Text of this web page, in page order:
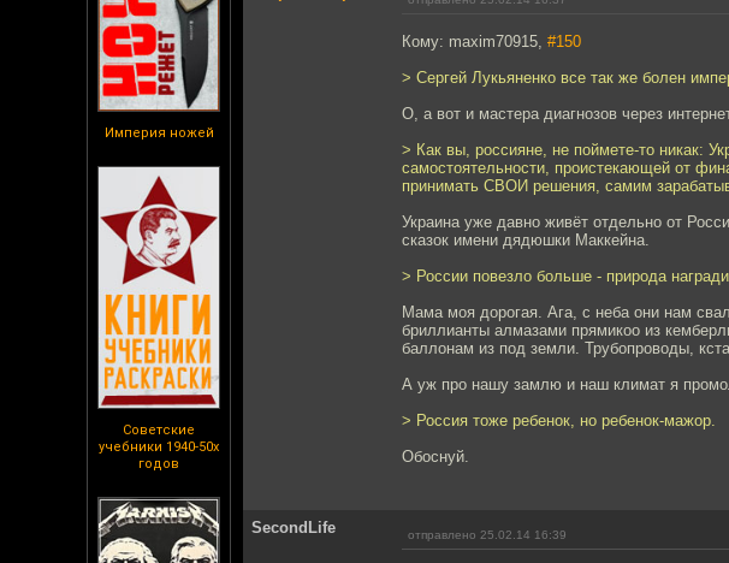
Империя ножей
Советские
учебники 1940-50х
годов
Кому: maxim70915, #150
> Сергей Лукьяненко все так же болен
О, а вот и мастера диагнозов через
> Как вы, россияне, не поймете-то никак:
самостоятельности, проистекающей от
принимать СВОИ решения, самим
Украина уже давно живёт отдельно от
сказок имени дядюшки Маккейна.
> России повезло больше - природа
Мама моя дорогая. Ага, с неба они нам
бриллианты алмазами прямикоо из
баллонам из под земли. Трубопроводы,
А уж про нашу замлю и наш климат я
> Россия тоже ребенок, но ребенок-мажор.
Обоснуй.
SecondLife отправлено 25.02.14 16:39